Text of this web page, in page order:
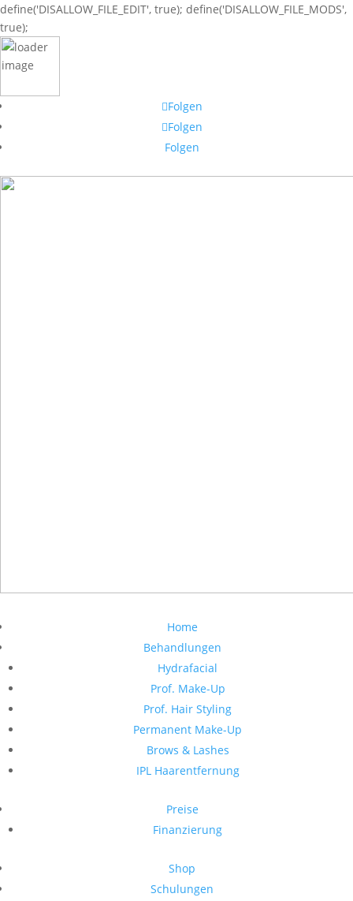
define('DISALLOW_FILE_EDIT', true); define('DISALLOW_FILE_MODS',
true);
Folgen
Folgen
Folgen
Home
Behandlungen
Hydrafacial
Prof. Make-Up
Prof. Hair Styling
Permanent Make-Up
Brows & Lashes
IPL Haarentfernung
Preise
Finanzierung
Shop
Schulungen